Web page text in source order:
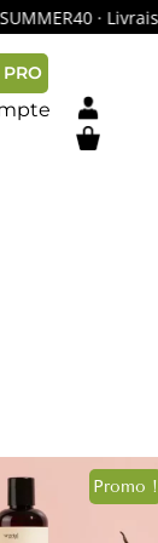
·
PRO
Promo !